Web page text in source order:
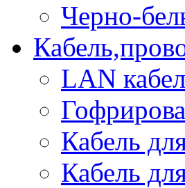
Черно-
LAN
Кабель
Кабель